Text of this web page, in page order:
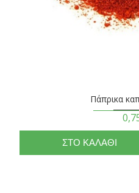
Πάπρικα